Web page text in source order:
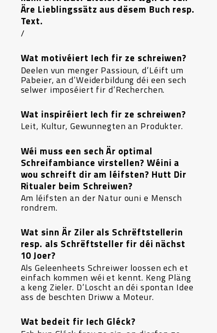
Äre Lieblingssätz aus dësem Buch resp.
Text.
/
Wat motivéiert Iech fir ze schreiwen?
Deelen vun menger Passioun, d’Léift um
Pabeier, an d’Weiderbildung déi een sech
selwer imposéiert fir d’Recherchen.
Wat inspiréiert Iech fir ze schreiwen?
Leit, Kultur, Gewunnegten an Produkter.
Wéi muss een sech Är optimal
Schreifambiance virstellen? Wéini a
wou schreift dir am léifsten? Hutt Dir
Ritualer beim Schreiwen?
Am léifsten an der Natur ouni e Mensch
rondrem.
Wat sinn Är Ziler als Schrëftstellerin
resp. als Schrëftsteller fir déi nächst
10 Joer?
Als Geleenheets Schreiwer loossen ech et
einfach kommen wéi et kennt. Keng Pläng
a keng Zieler. D’Loscht an déi spontan Idee
ass de beschten Driww a Moteur.
Wat bedeit fir Iech Gléck?